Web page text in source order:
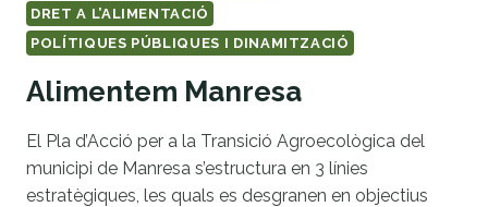
DRET A L’ALIMENTACIÓ
POLÍTIQUES PÚBLIQUES I DINAMITZACIÓ
Alimentem Manresa
El Pla d’Acció per a la Transició Agroecològica del
municipi de Manresa s’estructura en 3 línies
estratègiques, les quals es desgranen en objectius